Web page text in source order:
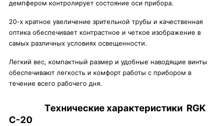
демпфером контролирует состояние оси прибора.
20-х кратное увеличение зрительной трубы и качественная
оптика обеспечивает контрастное и четкое изображение в
самых различных условиях освещенности.
Легкий вес, компактный размер и удобные наводящие винты
обеспечивают легкость и комфорт работы с прибором в
течение всего рабочего дня.
Технические характеристики RGK
C-20